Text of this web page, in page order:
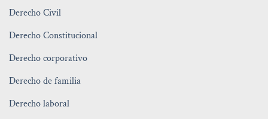
Derecho Civil
Derecho Constitucional
Derecho corporativo
Derecho de familia
Derecho laboral